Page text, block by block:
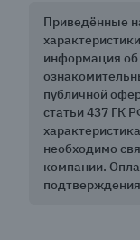
Приведённые
информация об
публичной
статьи 437 ГК
необходимо
компании.